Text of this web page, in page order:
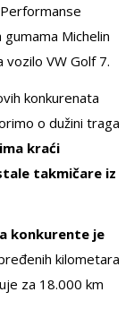
Michelin
VW Golf 7.
konkurenata
o dužini traga
kraći
takmičare iz
konkurente je
kilometara
za 18.000 km